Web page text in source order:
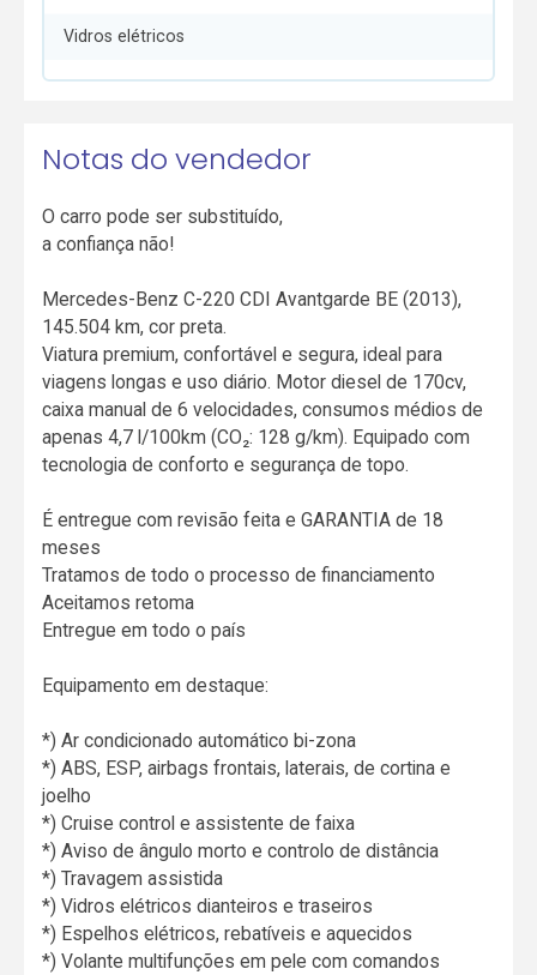
Vidros elétricos
Notas do vendedor
O carro pode ser substituído,
a confiança não!
Mercedes-Benz C-220 CDI Avantgarde BE (2013),
145.504 km, cor preta.
Viatura premium, confortável e segura, ideal para
viagens longas e uso diário. Motor diesel de 170cv,
caixa manual de 6 velocidades, consumos médios de
apenas 4,7 l/100km (CO₂: 128 g/km). Equipado com
tecnologia de conforto e segurança de topo.
É entregue com revisão feita e GARANTIA de 18
meses
Tratamos de todo o processo de financiamento
Aceitamos retoma
Entregue em todo o país
Equipamento em destaque:
*) Ar condicionado automático bi-zona
*) ABS, ESP, airbags frontais, laterais, de cortina e
joelho
*) Cruise control e assistente de faixa
*) Aviso de ângulo morto e controlo de distância
*) Travagem assistida
*) Vidros elétricos dianteiros e traseiros
*) Espelhos elétricos, rebatíveis e aquecidos
*) Volante multifunções em pele com comandos